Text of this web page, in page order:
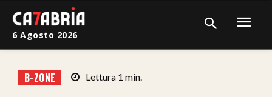
Cronaca
6 Agosto 2026
B-ZONE Lettura 1 min.